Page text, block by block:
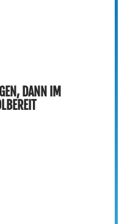
DANN IM